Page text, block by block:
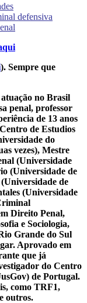
defensiva
). Sempre que
no Brasil
penal, professor
de 13 anos
de Estudios
do
vezes), Mestre
(Universidade
(Universidade de
de
(Universidade
Direito Penal,
e Sociologia,
Grande do Sul
Aprovado em
que já
do Centro
de Portugal.
como TRF1,
outros.